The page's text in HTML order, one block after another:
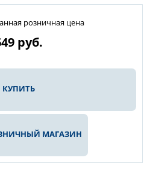
розничная цена
руб.
КУПИТЬ
МАГАЗИН